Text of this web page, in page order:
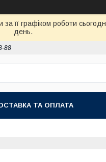
її графіком роботи
день.
88
ТА ОПЛАТА